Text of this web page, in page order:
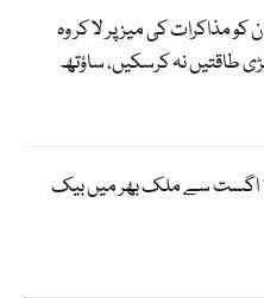
کو مذاکرات کی میز پر لا کر وہ
بڑی طاقتیں نہ کرسکیں، ساؤتھ
جماعت اسلامی کا 16 اگست سے ملک بھر میں بیک